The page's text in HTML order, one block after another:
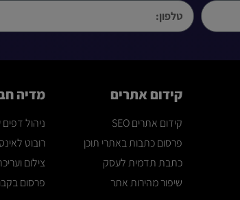
קידום אתרים
קידום אתרים SEO
פרסום כתבות באתרי תוכן
כתבת תדמית לעסק
שיפור מהירות אתר
מדיה
ניהול
רובוט
צילום
פרסום